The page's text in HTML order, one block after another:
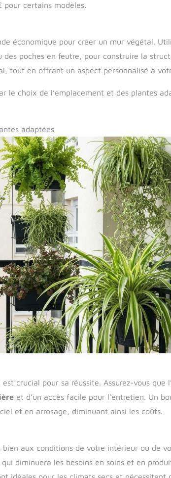
pour certains modèles.
économique pour créer un mur végétal.
poches en feutre, pour construire la
tout en offrant un aspect personnalisé à
le choix de l’emplacement et des plantes
adaptées
crucial pour sa réussite. Assurez-vous que
et d’un accès facile pour l’entretien. Un
et en arrosage, diminuant ainsi les coûts.
bien aux conditions de votre intérieur ou de
diminuera les besoins en soins et en